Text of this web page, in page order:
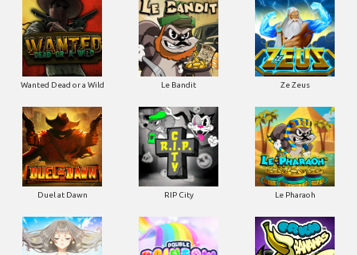
Wanted Dead or a Wild Le Bandit Ze Zeus
Duel at Dawn RIP City Le Pharaoh